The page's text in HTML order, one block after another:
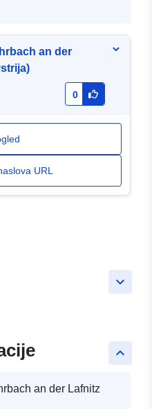
an der
0
URL
keyboard_arrow_down
keyboard_arrow_up
an der Lafnitz